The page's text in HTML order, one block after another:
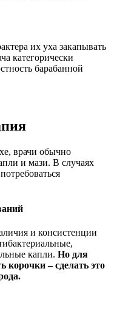
их уха закапывать
категорически
барабанной
врачи обычно
и мази. В случаях
и консистенции
капли. Но для
корочки – сделать это